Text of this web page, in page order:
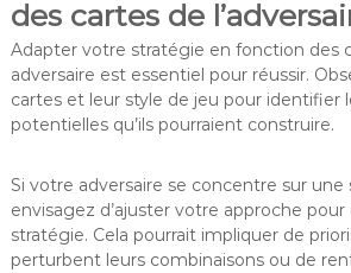
des cartes de
Adapter votre stratégie en fonction des
adversaire est essentiel pour réussir.
cartes et leur style de jeu pour identifier
potentielles qu’ils pourraient construire.
Si votre adversaire se concentre sur
envisagez d’ajuster votre approche
stratégie. Cela pourrait impliquer de
perturbent leurs combinaisons ou de